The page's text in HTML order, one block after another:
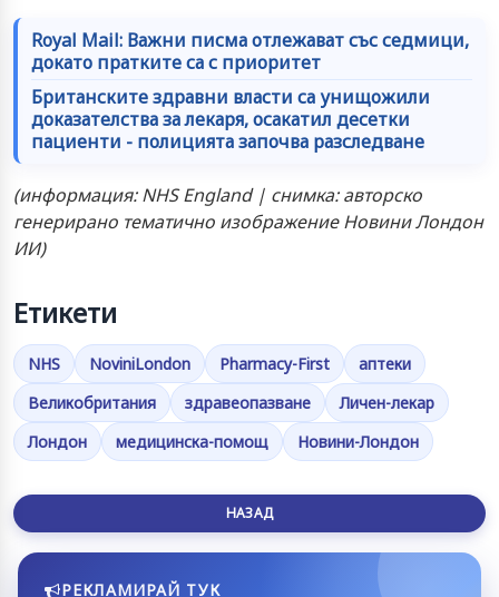
Royal Mail: Важни писма отлежават със седмици,
докато пратките са с приоритет
Британските здравни власти са унищожили
доказателства за лекаря, осакатил десетки
пациенти - полицията започва разследване
(информация: NHS England | снимка: авторско
генерирано тематично изображение Новини Лондон
ИИ)
Етикети
NHS NoviniLondon Pharmacy-First
аптеки
Великобритания
здравеопазване
Личен-лекар
Лондон
медицинска-помощ Новини-Лондон
НАЗАД
РЕКЛАМИРАЙ ТУК